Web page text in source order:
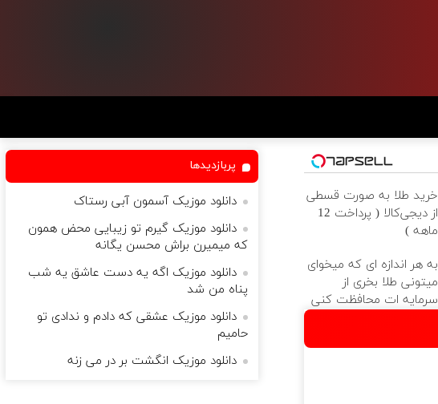
خرید طلا به صورت قسطی
از دیجی‌کالا ( پرداخت 12
ماهه )
به هر اندازه ای که میخوای
میتونی طلا بخری از
سرمایه ات محافظت کنی
پربازدیدها
دانلود موزیک آسمون آبی رستاک
دانلود موزیک گیرم تو زیبایی محض همون
که میمیرن براش محسن یگانه
دانلود موزیک اگه یه دست عاشق یه شب
پناه من شد
دانلود موزیک عشقی که دادم و ندادی تو
حامیم
دانلود موزیک انگشت بر در می زنه